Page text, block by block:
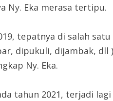
Ny. Eka merasa tertipu.
tepatnya di salah
dipukuli, dijambak,
Ny. Eka.
tahun 2021, terjadi